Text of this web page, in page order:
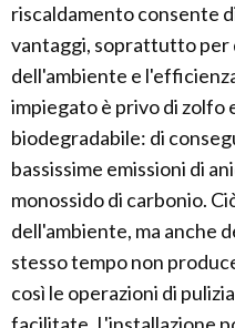
riscaldamento consente
vantaggi, soprattutto per
dell'ambiente e
impiegato è privo di zolfo
biodegradabile: di
bassissime emissioni di
monossido di carbonio.
dell'ambiente, ma anche
stesso tempo non
così le operazioni di